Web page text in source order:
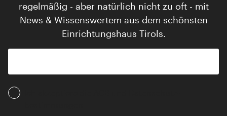
regelmäßig - aber natürlich nicht zu oft - mit
News & Wissenswertem aus dem schönsten
Einrichtungshaus Tirols.